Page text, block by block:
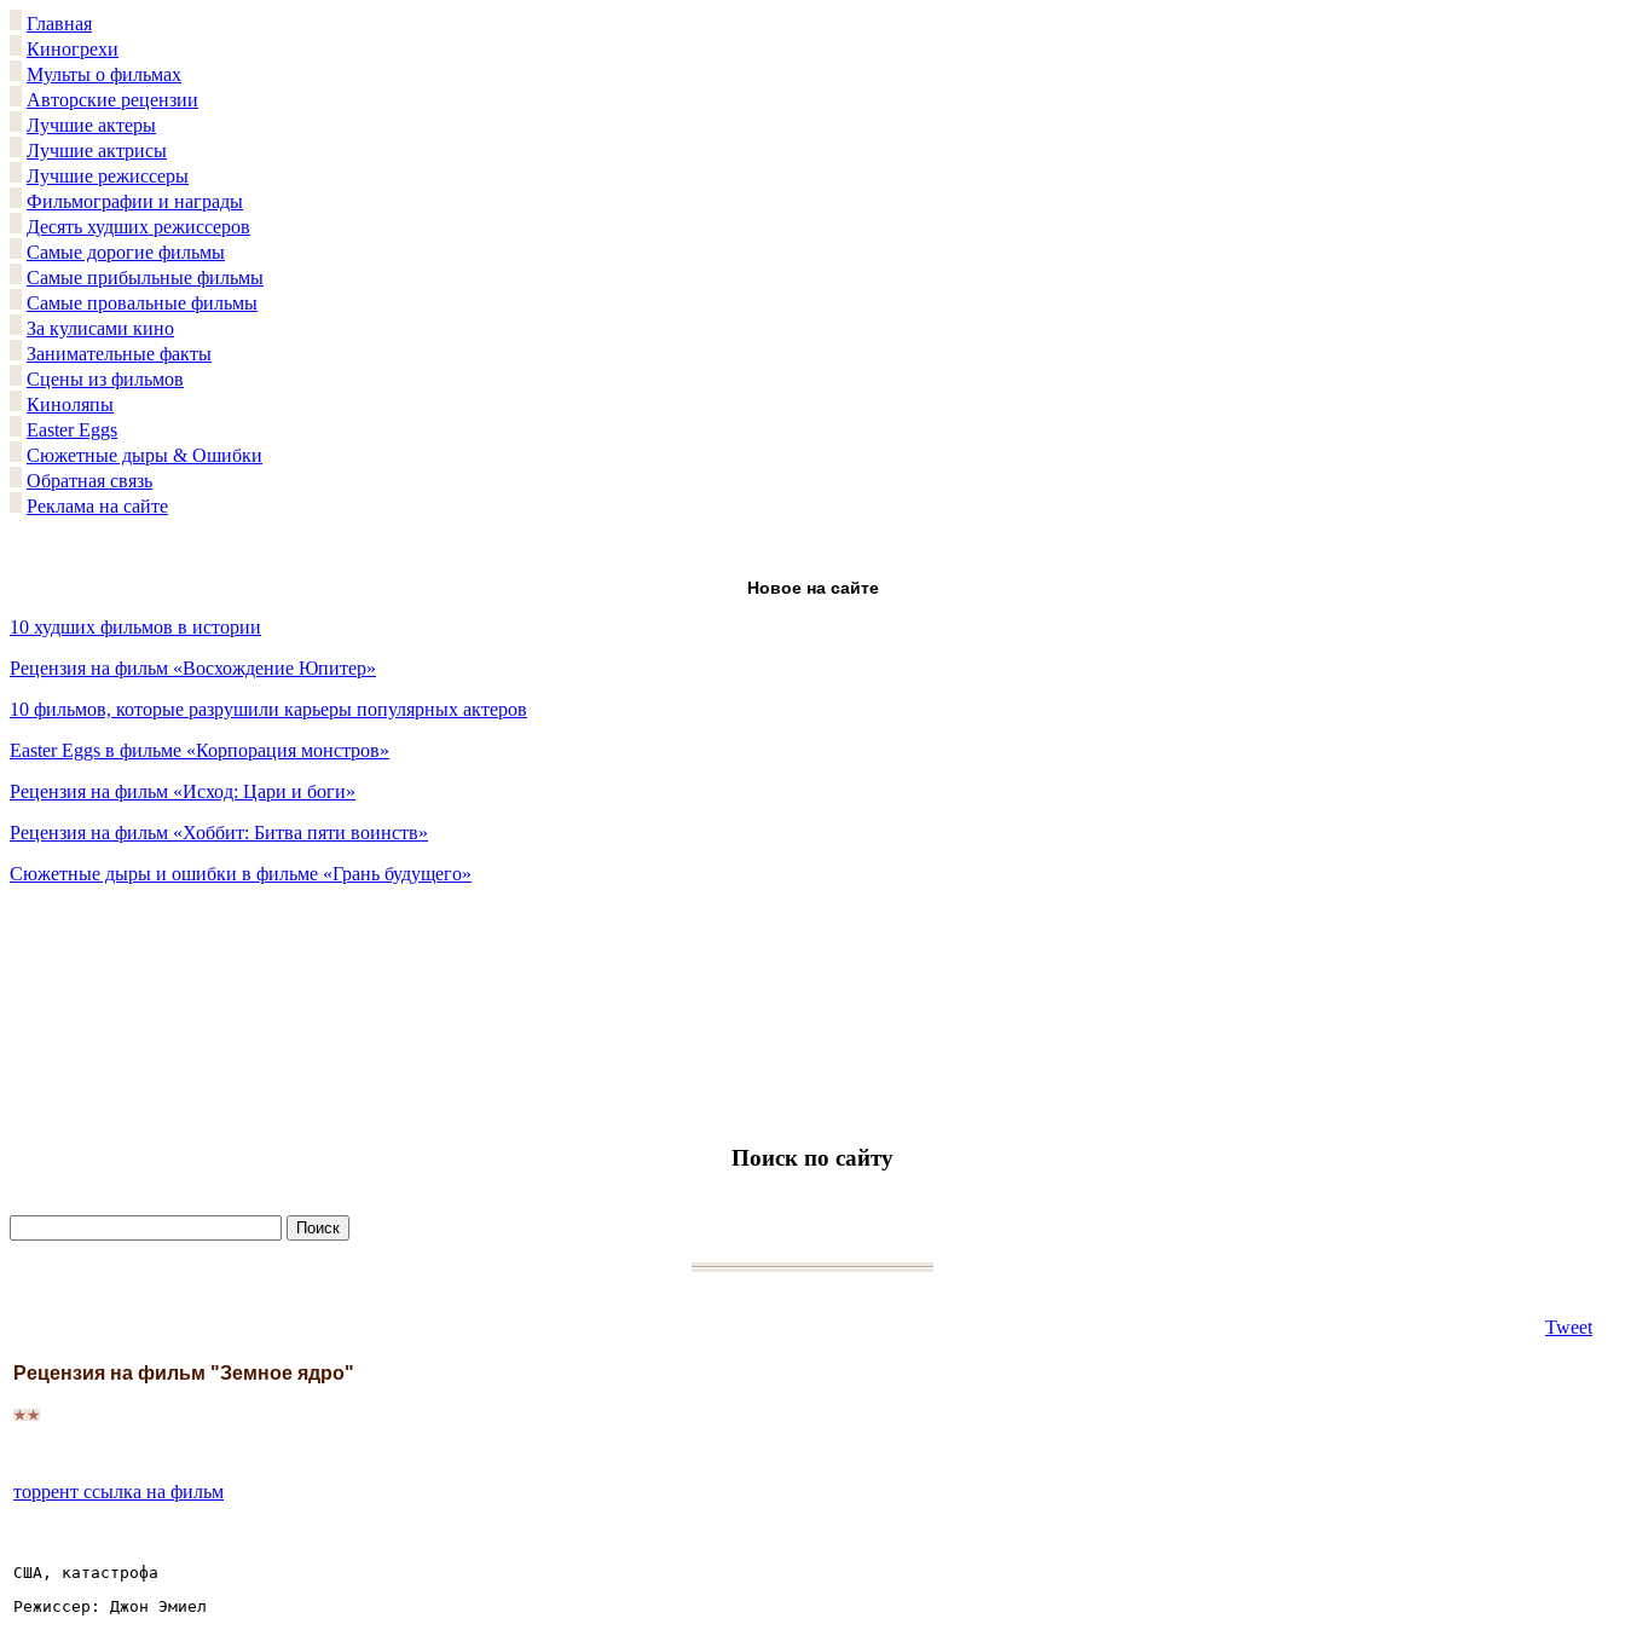
Главная
Киногрехи
Мульты о фильмах
Авторские рецензии
Лучшие актеры
Лучшие актрисы
Лучшие режиссеры
Фильмографии и награды
Десять худших режиссеров
Самые дорогие фильмы
Самые прибыльные фильмы
Самые провальные фильмы
За кулисами кино
Занимательные факты
Сцены из фильмов
Киноляпы
Easter Eggs
Сюжетные дыры & Ошибки
Обратная связь
Реклама на сайте
Новое на сайте
10 худших фильмов в истории
Рецензия на фильм «Восхождение Юпитер»
10 фильмов, которые разрушили карьеры популярных актеров
Easter Eggs в фильме «Корпорация монстров»
Рецензия на фильм «Исход: Цари и боги»
Рецензия на фильм «Хоббит: Битва пяти воинств»
Сюжетные дыры и ошибки в фильме «Грань будущего»
Поиск по сайту
Tweet
Рецензия на фильм "Земное ядро"
торрент ссылка на фильм
США, катастрофа
Режиссер: Джон Эмиел